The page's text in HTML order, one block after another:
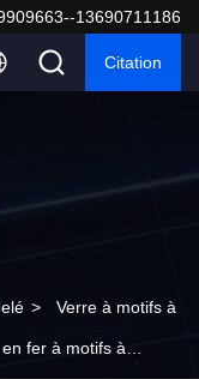
13690711186
Citation
> Verre à motifs à
fer à motifs à